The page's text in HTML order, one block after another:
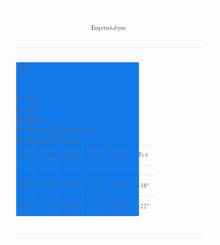
Εορτολόγιο
+35
°
C
H: +39°
L: +25°
Καρδίτσα
Παρασκευή, 07 Αύγουστος
Πρόγνωση για 7 μέρες
Πεμ
Σαβ Κυρ Δευ Τρι Τετ
+36° +40° +40° +37° +38° +38°
+25° +27° +26° +25° +23° +22°